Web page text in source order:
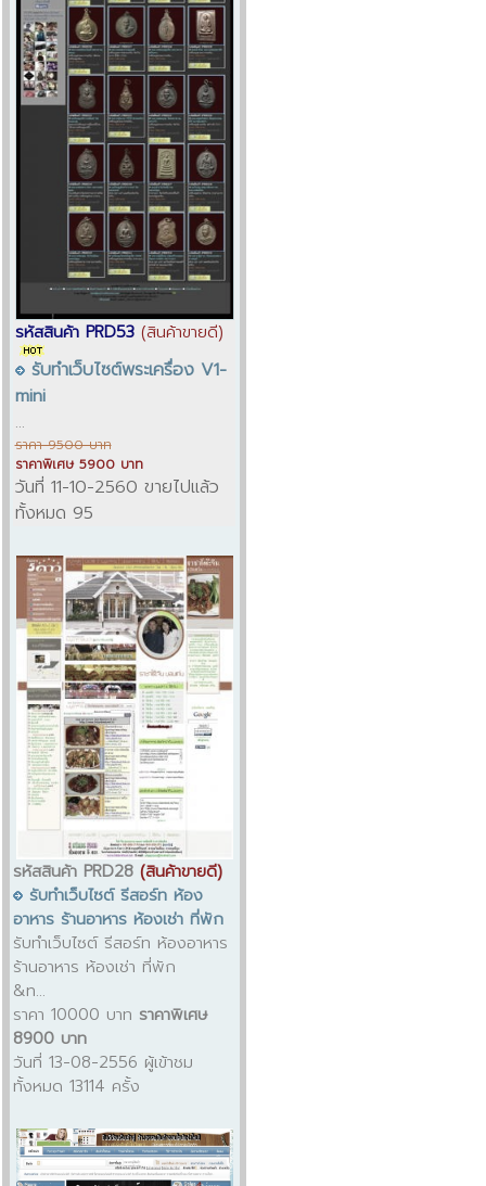
รหัสสินค้า PRD53 (สินค้าขายดี)
รับทำเว็บไซต์พระเครื่อง V1-
mini
...
ราคา 9500 บาท
ราคาพิเศษ 5900 บาท
วันที่ 11-10-2560 ขายไปแล้ว
ทั้งหมด 95
รหัสสินค้า PRD28 (สินค้าขายดี)
รับทำเว็บไซต์ รีสอร์ท ห้อง
อาหาร ร้านอาหาร ห้องเช่า ที่พัก
รับทำเว็บไซต์ รีสอร์ท ห้องอาหาร
ร้านอาหาร ห้องเช่า ที่พัก
&n...
ราคา 10000 บาท ราคาพิเศษ
8900 บาท
วันที่ 13-08-2556 ผู้เข้าชม
ทั้งหมด 13114 ครั้ง